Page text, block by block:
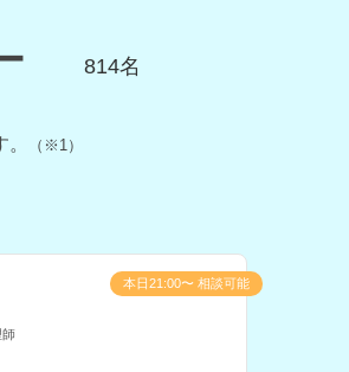
814名
（※1）
師
本日21:00〜 相談可能